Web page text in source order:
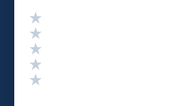
Valutazione